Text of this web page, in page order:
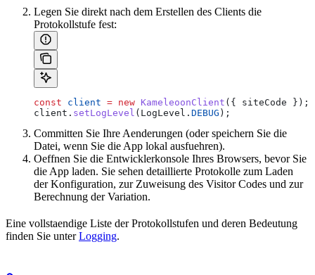
Legen Sie direkt nach dem Erstellen des Clients die
Protokollstufe fest:
const client = new KameleoonClient ({ siteCode });
client . setLogLevel ( LogLevel . DEBUG );
Committen Sie Ihre Aenderungen (oder speichern Sie die
Datei, wenn Sie die App lokal ausfuehren).
Oeffnen Sie die Entwicklerkonsole Ihres Browsers, bevor Sie
die App laden. Sie sehen detaillierte Protokolle zum Laden
der Konfiguration, zur Zuweisung des Visitor Codes und zur
Berechnung der Variation.
Eine vollstaendige Liste der Protokollstufen und deren Bedeutung
finden Sie unterLogging.